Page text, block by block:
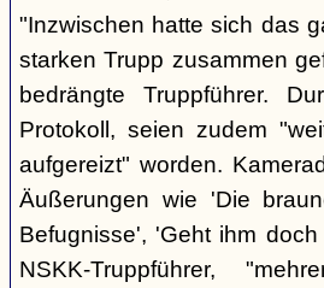
"Inzwischen hatte sich das
starken Trupp zusammen
bedrängte Truppführer.
Protokoll, seien zudem
aufgereizt" worden.
Äußerungen wie 'Die
Befugnisse', 'Geht ihm
NSKK-Truppführer,